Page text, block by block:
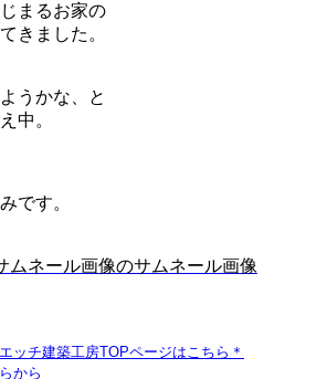
まるお家の
きました。
うかな、と
中。
です。
ッチ建築工房TOPページはこちら＊
から